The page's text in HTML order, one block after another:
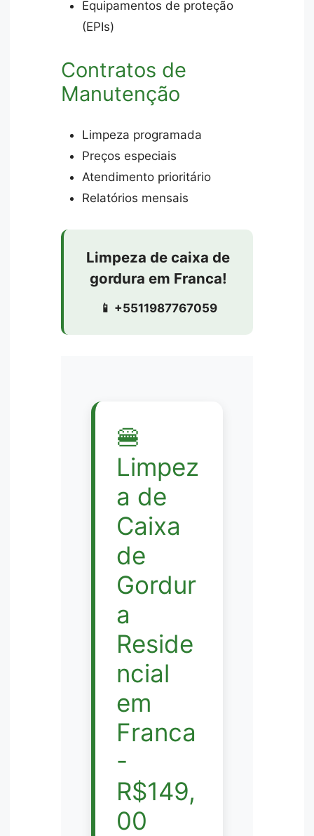
Equipamentos de proteção
(EPIs)
Contratos de
Manutenção
Limpeza programada
Preços especiais
Atendimento prioritário
Relatórios mensais
Limpeza de caixa de
gordura em Franca!
📱 +5511987767059
🍔
Limpez
a de
Caixa
de
Gordur
a
Reside
ncial
em
Franca
-
R$149,
00